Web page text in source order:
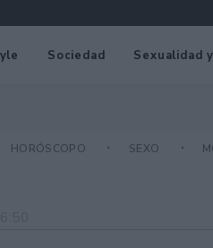
Sociedad Sexualidad
HORÓSCOPO SEXO